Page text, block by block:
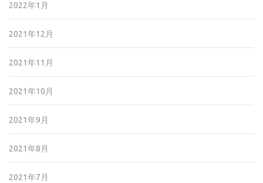
2022年1月
2021年12月
2021年11月
2021年10月
2021年9月
2021年8月
2021年7月